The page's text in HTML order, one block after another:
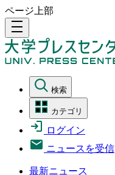
ページ上部
density_medium
検索
カテゴリ
ログイン
ニュースを受信
最新ニュース